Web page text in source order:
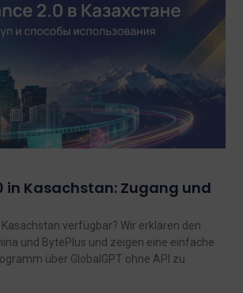
in Kasachstan: Zugang und
verfügbar? Wir erklären den
und BytePlus und zeigen eine einfache
über GlobalGPT ohne API zu